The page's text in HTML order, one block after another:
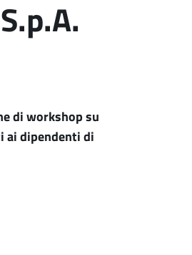
di workshop su
ai dipendenti di